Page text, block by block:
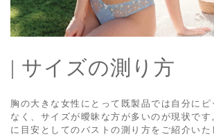
| サイズの測り方
胸の大きな女性にとって既製品では自分に
なく、サイズが曖昧な方が多いのが現状で
に目安としてのバストの測り方をご紹介いた